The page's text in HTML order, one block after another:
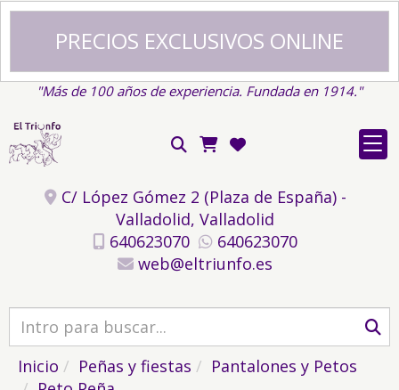
PRECIOS EXCLUSIVOS ONLINE
"Más de 100 años de experiencia. Fundada en 1914."
C/ López Gómez 2 (Plaza de España) -
Valladolid, Valladolid
640623070
640623070
web
eltriunfo.es
Inicio Peñas y fiestas
Pantalones y Petos